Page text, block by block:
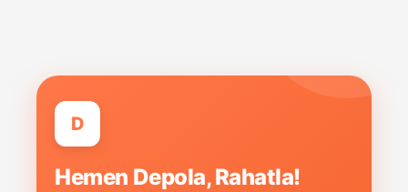
D
Hemen Depola, Rahatla!